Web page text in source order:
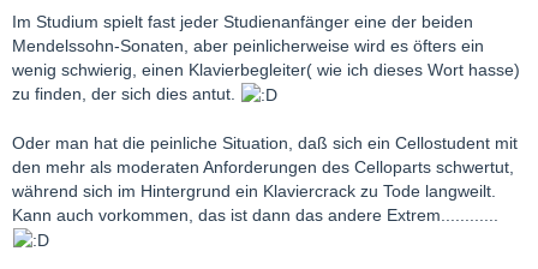
Im Studium spielt fast jeder Studienanfänger eine der beiden
Mendelssohn-Sonaten, aber peinlicherweise wird es öfters ein
wenig schwierig, einen Klavierbegleiter( wie ich dieses Wort hasse)
zu finden, der sich dies antut.
Oder man hat die peinliche Situation, daß sich ein Cellostudent mit
den mehr als moderaten Anforderungen des Celloparts schwertut,
während sich im Hintergrund ein Klaviercrack zu Tode langweilt.
Kann auch vorkommen, das ist dann das andere Extrem............